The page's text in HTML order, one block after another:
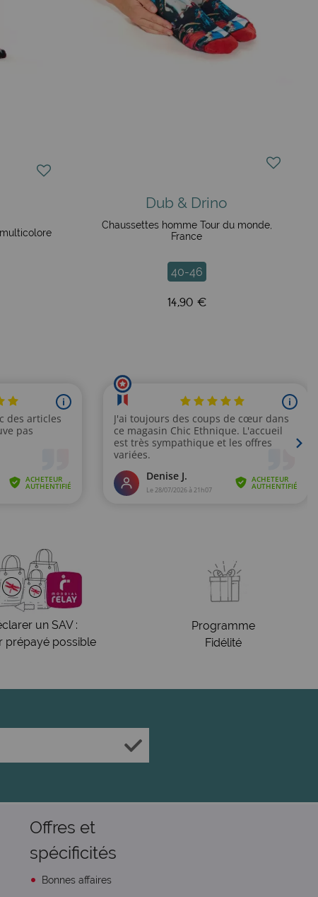
Dub & Drino
Chaussettes homme Tour du monde,
France
40-46
14,90 €
un SAV :
prépayé possible
Programme
Fidélité
Offres et
spécificités
Bonnes affaires